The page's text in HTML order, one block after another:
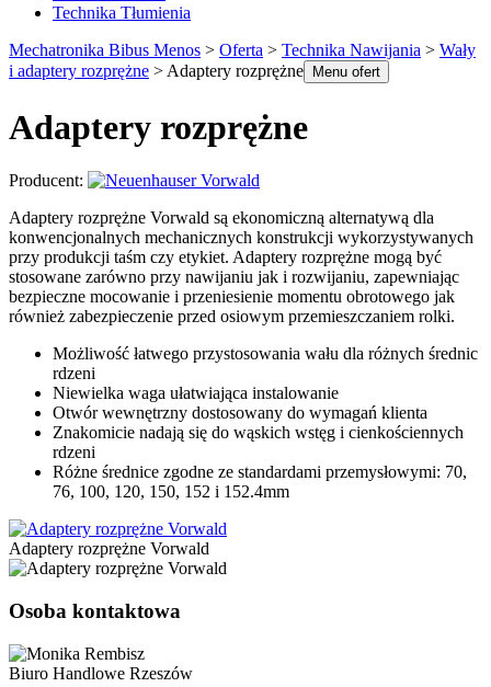
Technika Tłumienia
Mechatronika Bibus Menos > Oferta > Technika Nawijania > Wały
i adaptery rozprężne >Adaptery rozprężne Menu ofert
Adaptery rozprężne
Producent:
Adaptery rozprężne Vorwald są ekonomiczną alternatywą dla
konwencjonalnych mechanicznych konstrukcji wykorzystywanych
przy produkcji taśm czy etykiet. Adaptery rozprężne mogą być
stosowane zarówno przy nawijaniu jak i rozwijaniu, zapewniając
bezpieczne mocowanie i przeniesienie momentu obrotowego jak
również zabezpieczenie przed osiowym przemieszczaniem rolki.
Możliwość łatwego przystosowania wału dla różnych średnic
rdzeni
Niewielka waga ułatwiająca instalowanie
Otwór wewnętrzny dostosowany do wymagań klienta
Znakomicie nadają się do wąskich wstęg i cienkościennych
rdzeni
Różne średnice zgodne ze standardami przemysłowymi: 70,
76, 100, 120, 150, 152 i 152.4mm
Adaptery rozprężne Vorwald
Osoba kontaktowa
Biuro Handlowe Rzeszów